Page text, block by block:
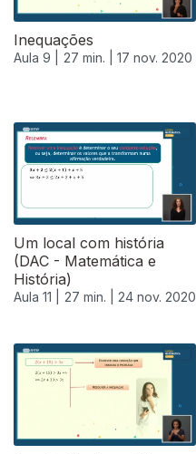
Inequações
Aula 9 | 27 min. | 17 nov. 2020
Um local com história
(DAC - Matemática e
História)
Aula 11 | 27 min. | 24 nov. 2020
508654